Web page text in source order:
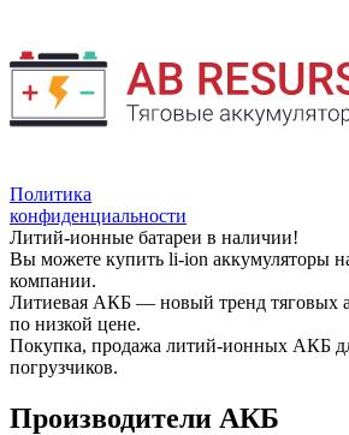
Политика
конфиденциальности
Литий-ионные батареи в наличии!
Вы можете купить li-ion аккумуляторы
компании.
Литиевая АКБ — новый тренд тяговых
по низкой цене.
Покупка, продажа литий-ионных АКБ
погрузчиков.
Производители АКБ